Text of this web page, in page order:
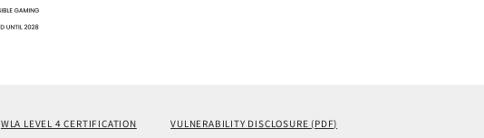
WLA LEVEL 4 CERTIFICATION VULNERABILITY DISCLOSURE (PDF)